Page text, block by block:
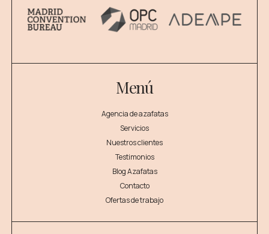
Menú
Agencia de azafatas
Servicios
Nuestros clientes
Testimonios
Blog Azafatas
Contacto
Ofertas de trabajo